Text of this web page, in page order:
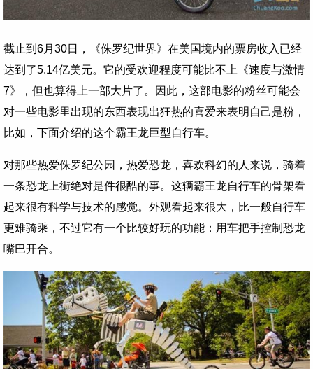
截止到6月30日，《侏罗纪世界》在美国境内的票房收入已经
达到了5.14亿美元。它的受欢迎程度可能比不上《速度与激情
7》，但也算得上一部大片了。因此，这部电影的粉丝可能会
对一些电影里出现的东西表现出狂热的喜爱来表明自己是粉，
比如，下面介绍的这个霸王龙巨型自行车。
对那些热爱侏罗纪公园，热爱恐龙，喜欢科幻的人来说，骑着
一条恐龙上街绝对是件很酷的事。这辆霸王龙自行车的骨架看
起来很有科学与技术的感觉。外观看起来很大，比一般自行车
更难骑乘，不过它有一个比较好玩的功能：用车把手控制恐龙
嘴巴开合。